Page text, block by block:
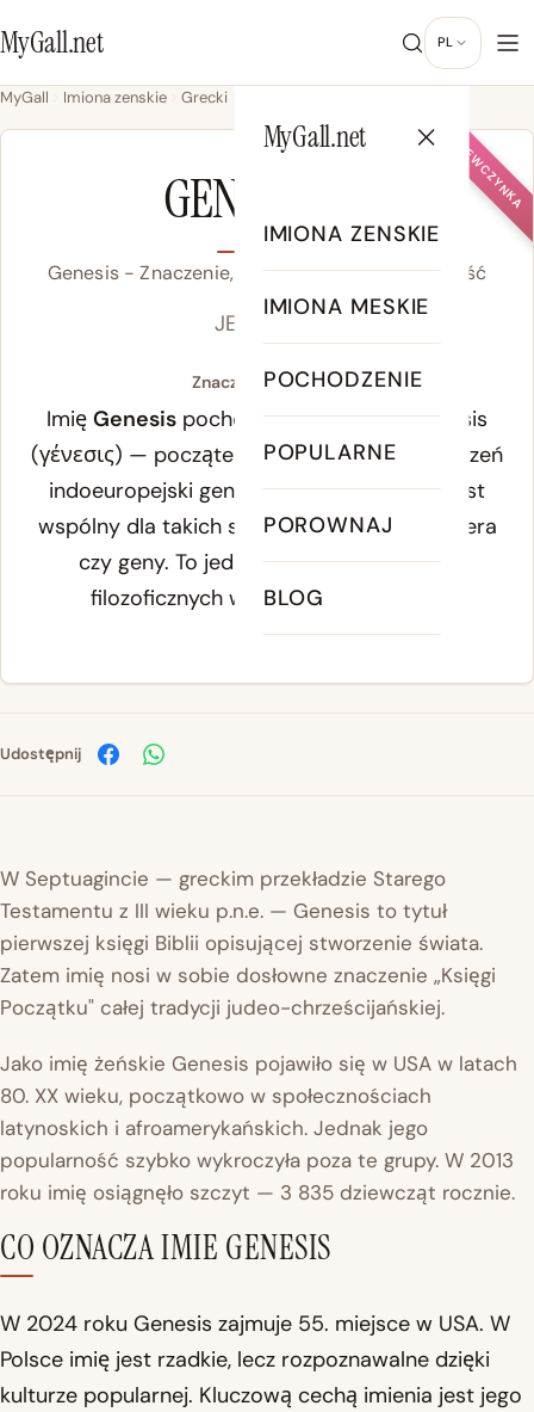
MyGall.net PL
MyGall.net
IMIONA ZENSKIE
IMIONA MESKIE
POCHODZENIE
POPULARNE
POROWNAJ
BLOG
MyGall Imiona zenskie Grecki
DZIEWCZYNKA
GENESIS
Genesis - Znaczenie, Pochodzenie & Popularność
JEN-ih-sis
Znaczenie Genesis:
Imię Genesis pochodzi od greckiegogénesis
(γένεσις) — początek, źródło, stworzenie. Rdzeń
indoeuropejski gen-
oznacza rodzić się i jest
wspólny dla takich słów jak genealogia, genera
czy geny. To jedno z najstarszych słów
filozoficznych w kulturze zachodniej.
Udostępnij
W Septuagincie — greckim przekładzie Starego
Testamentu z III wieku p.n.e. — Genesis to tytuł
pierwszej księgi Biblii opisującej stworzenie świata.
Zatem imię nosi w sobie dosłowne znaczenie „Księgi
Początku" całej tradycji judeo-chrześcijańskiej.
Jako imię żeńskie Genesis pojawiło się w USA w latach
80. XX wieku, początkowo w społecznościach
latynoskich i afroamerykańskich. Jednak jego
popularność szybko wykroczyła poza te grupy. W 2013
roku imię osiągnęło szczyt — 3 835 dziewcząt rocznie.
CO OZNACZA IMIE GENESIS
W 2024 roku Genesis zajmuje 55. miejsce w USA. W
Polsce imię jest rzadkie, lecz rozpoznawalne dzięki
kulturze popularnej. Kluczową cechą imienia jest jego